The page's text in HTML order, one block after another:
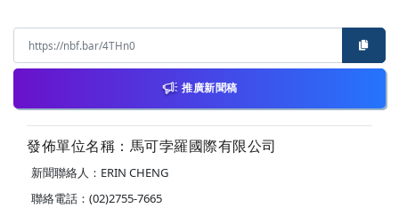
推廣新聞稿
發佈單位名稱：馬可孛羅國際有限公司
新聞聯絡人：ERIN CHENG
聯絡電話：(02)2755-7665